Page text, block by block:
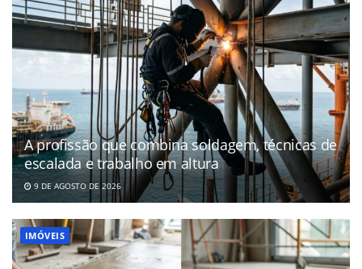
A profissão que combina soldagem, técnicas de
escalada e trabalho em altura
9 DE AGOSTO DE 2026
IMÓVEIS